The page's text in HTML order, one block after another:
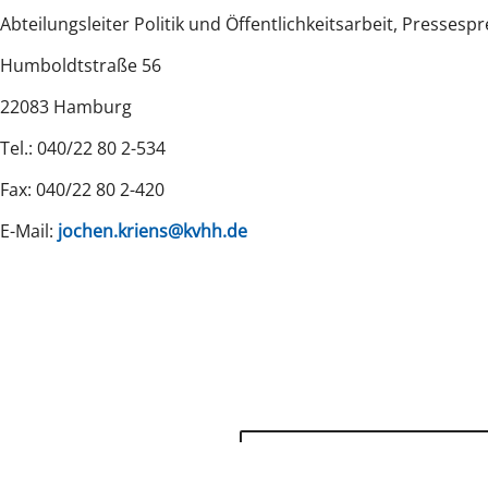
Abteilungsleiter Politik und Öffentlichkeitsarbeit,
Humboldtstraße 56
22083 Hamburg
Tel.: 040/22 80 2-534
Fax: 040/22 80 2-420
E-Mail: jochen.kriens@kvhh.de